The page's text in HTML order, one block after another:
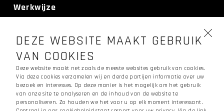
Werkwijze
Realisaties
Contact
Offerte
CONTACTEER
ONS
DEZE WEBSITE MAAKT GEBRUIK
VAN COOKIES
Deze website maakt net zoals de meeste websites gebruik van cookies.
Via deze cookies verzamelen wij en derde partijen informatie over uw
bezoek en interesses. Op deze manier is het mogelijk om het gebruik
van onze site te analyseren en de inhoud van de website te
personaliseren. Zo houden we het voor u op elk moment interessant.